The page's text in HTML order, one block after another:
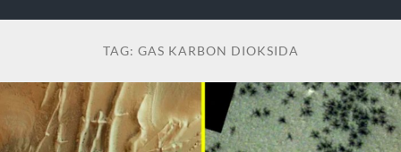
TAG: GAS KARBON DIOKSIDA